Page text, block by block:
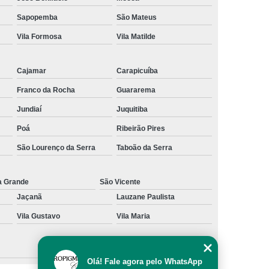
Preenchimento Capilar com Micro Ponto
Preenchimento Capilar com Pigmentação
Preenchimento Capilar Masculino
Preenchimento Capilar nas Entradas
Diminuir Testa
Tratamento de Calvície
Tratamento para Calvície com Micopigmentação
Tratamento para Calvície em Homens
Tratamento para Calvície Masculina
Sapopemba São Mateus
Vila Formosa Vila Matilde
Cajamar Carapicuíba
Franco da Rocha Guararema
Jundiaí Juquitiba
Poá Ribeirão Pires
São Lourenço da Serra Taboão da Serra
Grande
São Vicente
Jaçanã Lauzane Paulista
Vila Gustavo Vila Maria
Olá! Fale agora pelo WhatsApp